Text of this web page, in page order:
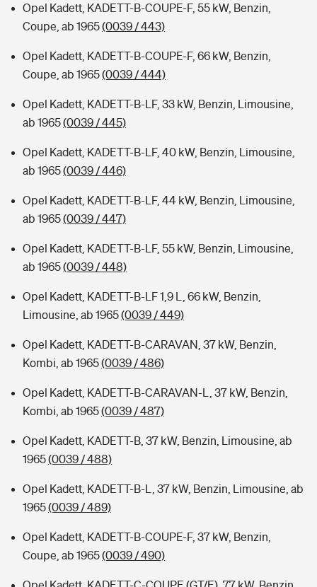
Opel Kadett, KADETT-B-COUPE-F, 55 kW, Benzin,
Coupe, ab 1965(0039 / 443)
Opel Kadett, KADETT-B-COUPE-F, 66 kW, Benzin,
Coupe, ab 1965(0039 / 444)
Opel Kadett, KADETT-B-LF, 33 kW, Benzin, Limousine,
ab 1965(0039 / 445)
Opel Kadett, KADETT-B-LF, 40 kW, Benzin, Limousine,
ab 1965(0039 / 446)
Opel Kadett, KADETT-B-LF, 44 kW, Benzin, Limousine,
ab 1965(0039 / 447)
Opel Kadett, KADETT-B-LF, 55 kW, Benzin, Limousine,
ab 1965(0039 / 448)
Opel Kadett, KADETT-B-LF 1,9 L, 66 kW, Benzin,
Limousine, ab 1965(0039 / 449)
Opel Kadett, KADETT-B-CARAVAN, 37 kW, Benzin,
Kombi, ab 1965(0039 / 486)
Opel Kadett, KADETT-B-CARAVAN-L, 37 kW, Benzin,
Kombi, ab 1965(0039 / 487)
Opel Kadett, KADETT-B, 37 kW, Benzin, Limousine, ab
1965(0039 / 488)
Opel Kadett, KADETT-B-L, 37 kW, Benzin, Limousine, ab
1965(0039 / 489)
Opel Kadett, KADETT-B-COUPE-F, 37 kW, Benzin,
Coupe, ab 1965(0039 / 490)